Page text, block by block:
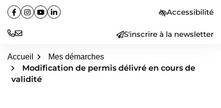
Aller
au
contenu
S'inscrire à la newsletter
Facebook
(ouverture dans un nouvel onglet)
Instagram
(ouverture dans un nouvel onglet)
YouTube
(ouverture dans un nouvel onglet)
Linkedin
(ouverture dans un nouvel onglet) Accessibilité
Accueil Mes démarches
Modification de permis délivré en cours de
validité